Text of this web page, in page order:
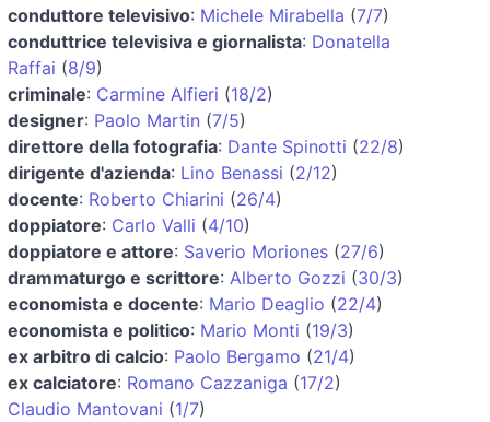
conduttore televisivo: Michele Mirabella (7/7)
conduttrice televisiva e giornalista: Donatella
Raffai (8/9)
criminale: Carmine Alfieri (18/2)
designer: Paolo Martin (7/5)
direttore della fotografia: Dante Spinotti (22/8)
dirigente d'azienda: Lino Benassi (2/12)
docente: Roberto Chiarini (26/4)
doppiatore: Carlo Valli (4/10)
doppiatore e attore: Saverio Moriones (27/6)
drammaturgo e scrittore: Alberto Gozzi (30/3)
economista e docente: Mario Deaglio (22/4)
economista e politico: Mario Monti (19/3)
ex arbitro di calcio: Paolo Bergamo (21/4)
ex calciatore: Romano Cazzaniga (17/2)
Claudio Mantovani (1/7)